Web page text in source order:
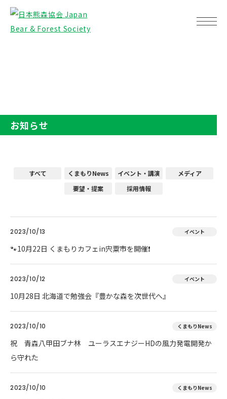
お知らせ
すべて くまもりNews イベント・講演
メディア
要望・提案
採用情報
2023/10/13 イベント
🐾10月22日 くまもりカフェin宍粟市を開催❗
2023/10/12 イベント
10月28日 北海道で勉強会『豊かな森を次世代へ』
2023/10/10 くまもりNews
祝 青森八甲田ブナ林 ユーラスエナジーHDの風力発電開発か
ら守れた
2023/10/10 くまもりNews